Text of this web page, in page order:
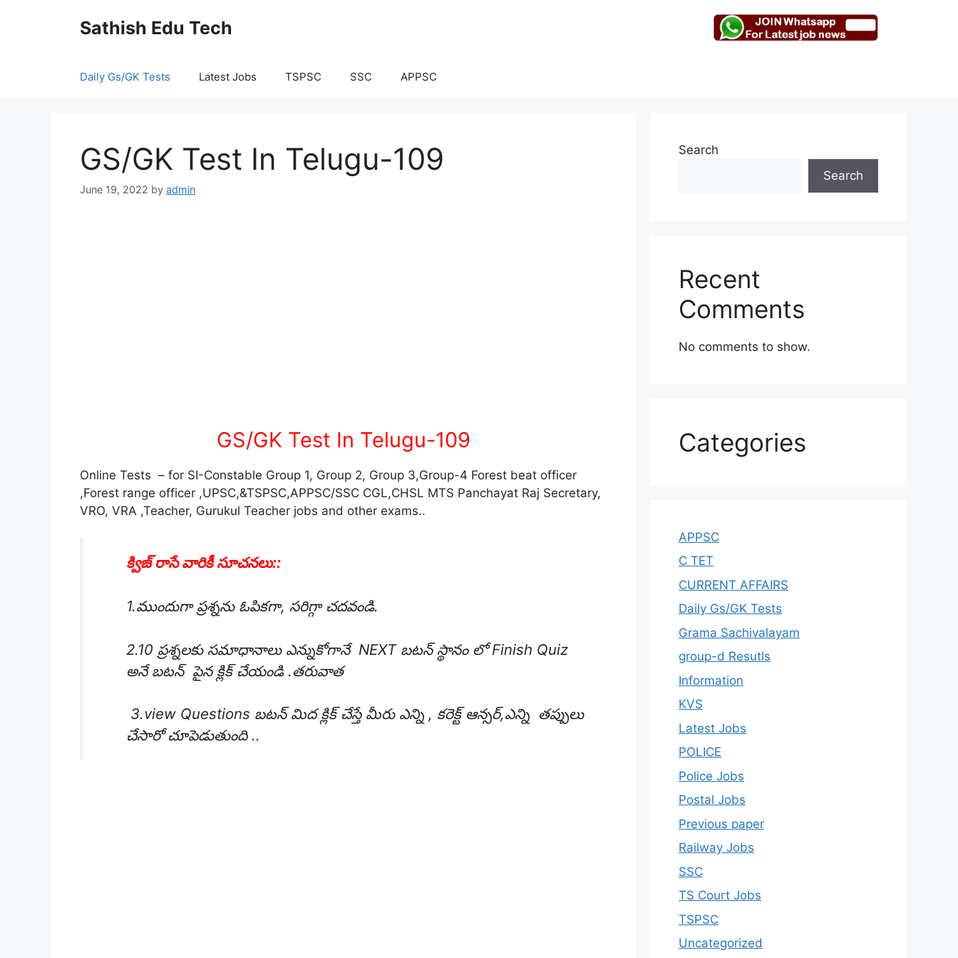
Sathish Edu Tech
Daily Gs/GK Tests Latest Jobs TSPSC SSC APPSC
GS/GK Test In Telugu-109
June 19, 2022 by admin
GS/GK Test In Telugu-109
Online Tests – for SI-Constable Group 1, Group 2, Group 3,Group-4 Forest beat officer
,Forest range officer ,UPSC,&TSPSC,APPSC/SSC CGL,CHSL MTS Panchayat Raj Secretary,
VRO, VRA ,Teacher, Gurukul Teacher jobs and other exams..
క్విజ్ రాసే వారికీ సూచనలు::
1.ముందుగా ప్రశ్నను ఓపికగా, సరిగ్గా చదవండి.
2.10 ప్రశ్నలకు సమాధానాలు ఎన్నుకోగానే NEXT బటన్ స్థానం లో Finish Quiz
అనే బటన్ పైన క్లిక్ చేయండి .తరువాత
3.view Questions బటన్ మిద క్లిక్ చేస్తే మీరు ఎన్ని , కరెక్ట్ ఆన్సర్,ఎన్ని తప్పులు
చేసారో చూపెడుతుంది ..
Search
Search
Recent
Comments
No comments to show.
Categories
APPSC
C TET
CURRENT AFFAIRS
Daily Gs/GK Tests
Grama Sachivalayam
group-d Resutls
Information
KVS
Latest Jobs
POLICE
Police Jobs
Postal Jobs
Previous paper
Railway Jobs
SSC
TS Court Jobs
TSPSC
Uncategorized